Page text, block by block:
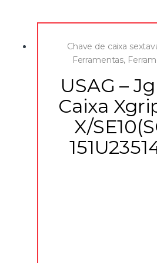
Chave de caixa
Ferramentas,
USAG –
Caixa
X/